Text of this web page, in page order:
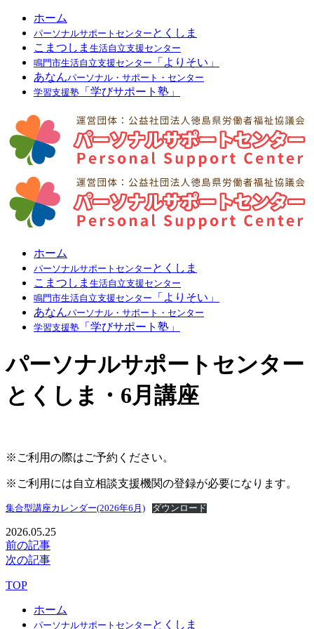
ホーム
パーソナルサポートセンター とくしま
こまつしま 生活自立支援センター
鳴門市生活自立支援センター
「よりそい」
あなんパーソナル・サポート・センター
学習支援塾 「学びサポート塾」
ホーム
パーソナルサポートセンター とくしま
こまつしま 生活自立支援センター
鳴門市生活自立支援センター
「よりそい」
あなんパーソナル・サポート・センター
学習支援塾 「学びサポート塾」
パーソナルサポートセンター
とくしま・6月講座
※ご利用の際はご予約ください。
※ご利用には自立相談支援機関の登録が必要になります。
集合型講座カレンダー(2026年6月) ダウンロード
2026.05.25
前の記事
次の記事
TOP
ホーム
パーソナルサポートセンター とくしま